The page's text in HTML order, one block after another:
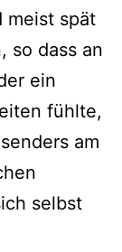
meist spät
so dass an
ein
fühlte,
am
selbst